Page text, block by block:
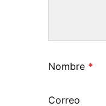
Nombre *
Correo